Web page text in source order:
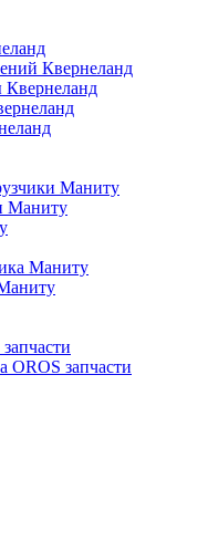
Квернеланд
Квернеланд
Маниту
Маниту
Маниту
OROS запчасти